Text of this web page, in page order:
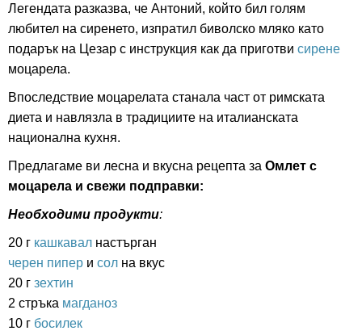
Легендата разказва, че Антоний, който бил голям
любител на сиренето, изпратил биволско мляко като
подарък на Цезар с инструкция как да приготви сирене
моцарела.
Впоследствие моцарелата станала част от римската
диета и навлязла в традициите на италианската
национална кухня.
Предлагаме ви лесна и вкусна рецепта за Омлет с
моцарела и свежи подправки:
Необходими продукти:
20 г кашкавал настърган
черен пипер и сол на вкус
20 г зехтин
2 стръка магданоз
10 г босилек